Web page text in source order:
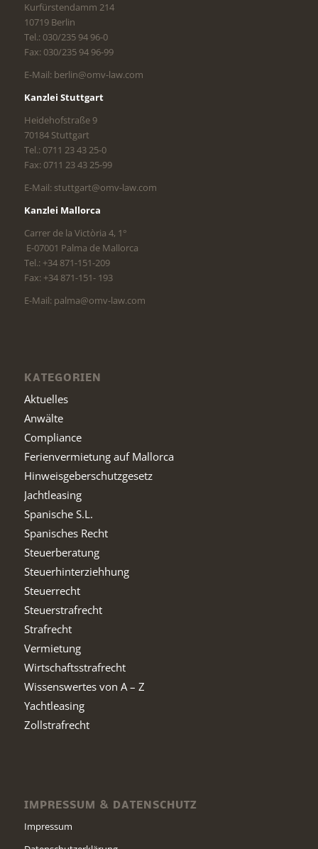
Kurfürstendamm 214
10719 Berlin
Tel.: 030/235 94 96-0
Fax: 030/235 94 96-99
E-Mail: berlin@omv-law.com
Kanzlei Stuttgart
Heidehofstraße 9
70184 Stuttgart
Tel.: 0711 23 43 25-0
Fax: 0711 23 43 25-99
E-Mail: stuttgart@omv-law.com
Kanzlei Mallorca
Carrer de la Victòria 4, 1°
E-07001 Palma de Mallorca
Tel.: +34 871-151-209
Fax: +34 871-151- 193
E-Mail: palma@omv-law.com
KATEGORIEN
Aktuelles
Anwälte
Compliance
Ferienvermietung auf Mallorca
Hinweisgeberschutzgesetz
Jachtleasing
Spanische S.L.
Spanisches Recht
Steuerberatung
Steuerhinterziehhung
Steuerrecht
Steuerstrafrecht
Strafrecht
Vermietung
Wirtschaftsstrafrecht
Wissenswertes von A – Z
Yachtleasing
Zollstrafrecht
IMPRESSUM & DATENSCHUTZ
Impressum